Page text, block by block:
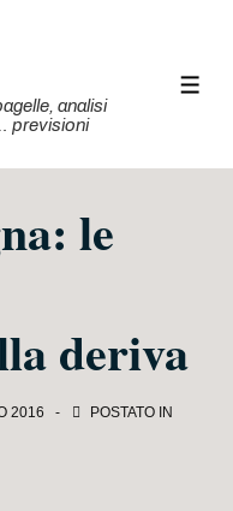
analisi
previsioni
le
deriva
2016
POSTATO IN